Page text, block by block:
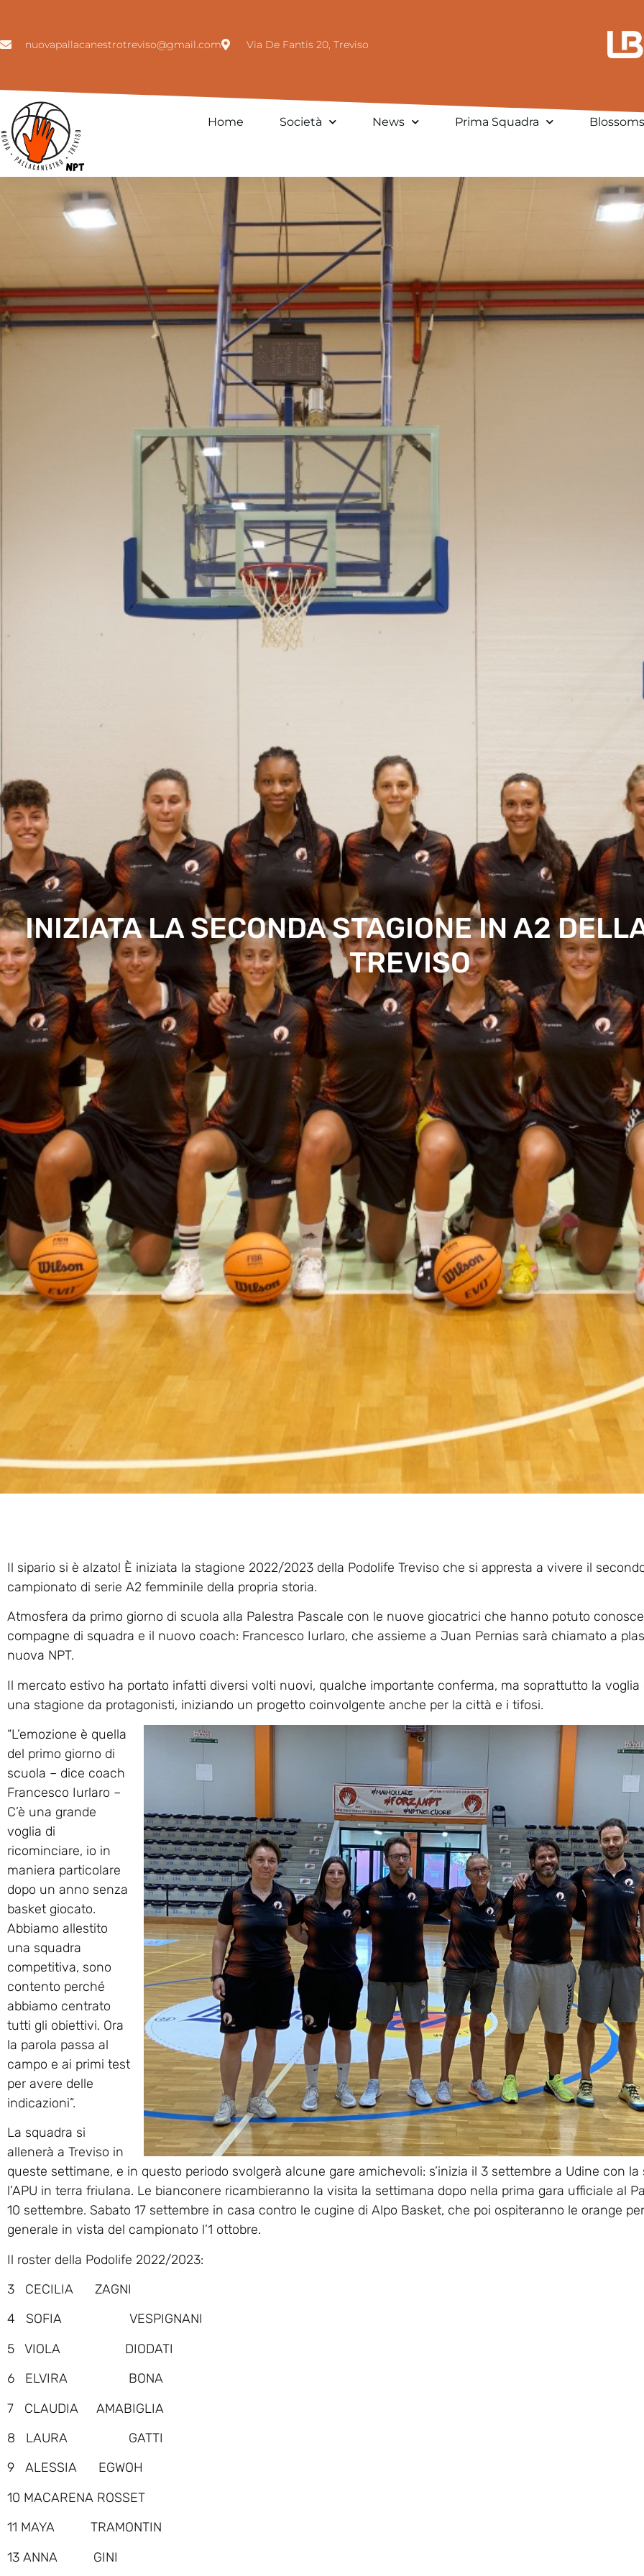
nuovapallacanestrotreviso@gmail.com Via De Fantis 20, Treviso
Home Società News Prima Squadra Blossoms
INIZIATA LA SECONDA STAGIONE IN A2
TREVISO
Il sipario si è alzato! È iniziata la stagione 2022/2023 della Podolife Treviso che si appresta a vivere il
campionato di serie A2 femminile della propria storia.
Atmosfera da primo giorno di scuola alla Palestra Pascale con le nuove giocatrici che hanno potuto
compagne di squadra e il nuovo coach: Francesco Iurlaro, che assieme a Juan Pernias sarà chiamato a
nuova NPT.
Il mercato estivo ha portato infatti diversi volti nuovi, qualche importante conferma, ma soprattutto la voglia
una stagione da protagonisti, iniziando un progetto coinvolgente anche per la città e i tifosi.
“L’emozione è quella
del primo giorno di
scuola – dice coach
Francesco Iurlaro –
C’è una grande
voglia di
ricominciare, io in
maniera particolare
dopo un anno senza
basket giocato.
Abbiamo allestito
una squadra
competitiva, sono
contento perché
abbiamo centrato
tutti gli obiettivi. Ora
la parola passa al
campo e ai primi test
per avere delle
indicazioni”.
La squadra si
allenerà a Treviso in
queste settimane, e in questo periodo svolgerà alcune gare amichevoli: s’inizia il 3 settembre a Udine con
l’APU in terra friulana. Le bianconere ricambieranno la visita la settimana dopo nella prima gara ufficiale al
10 settembre. Sabato 17 settembre in casa contro le cugine di Alpo Basket, che poi ospiteranno le orange
generale in vista del campionato l’1 ottobre.
Il roster della Podolife 2022/2023:
3 CECILIA ZAGNI
4 SOFIA VESPIGNANI
5 VIOLA DIODATI
6 ELVIRA BONA
7 CLAUDIA AMABIGLIA
8 LAURA GATTI
9 ALESSIA EGWOH
10 MACARENA ROSSET
11 MAYA TRAMONTIN
13 ANNA GINI